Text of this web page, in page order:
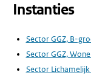
Instanties
Sector GGZ, B-
Sector GGZ,
Sector